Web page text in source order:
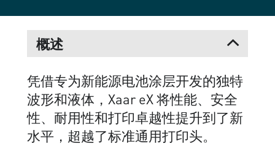
概述
凭借专为新能源电池涂层开发的独特
波形和液体，Xaar eX 将性能、安全
性、耐用性和打印卓越性提升到了新
水平，超越了标准通用打印头。